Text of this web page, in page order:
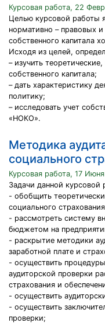
Курсовая работа, 22
Целью курсовой работы
нормативно – правовых и
собственного капитала
Исходя из целей,
– изучить
собственного капитала;
– дать характеристику
политику;
– исследовать учет
«НОКО».
Методика
социального
Курсовая работа, 17
Задачи данной
- обобщить
социального
- рассмотреть систему
бюджетом на
- раскрытие методики
заработной плате и
- осуществить
аудиторской проверки
страхования и
- осуществить
- осуществить
проверки;